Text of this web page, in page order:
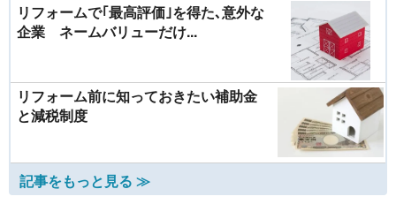
リフォームで｢最高評価｣を得た､意外な
企業 ネームバリューだけ...
リフォーム前に知っておきたい補助金
と減税制度
記事をもっと見る ≫